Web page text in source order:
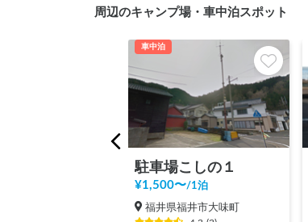
周辺のキャンプ場・車中泊スポット
車中泊
駐車場こしの１
¥1,500〜/1泊
福井県福井市大味町